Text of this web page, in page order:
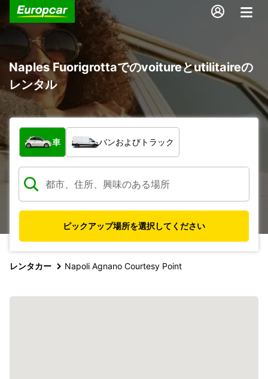
Naples Fuorigrottaでのvoitureとutilitaireの
レンタル
車両の種類
車 バンおよびトラック
ピックアップ場所を選択してください
レンタカー Napoli Agnano Courtesy Point